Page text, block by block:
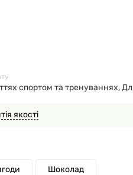
якості
Шоколад
спортом та тренуваннях,